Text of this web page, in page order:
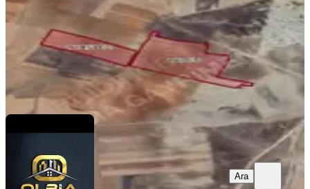
47.000.000 ₺
Olbia GayrimenkulNejla Uzun
Ara
Ara